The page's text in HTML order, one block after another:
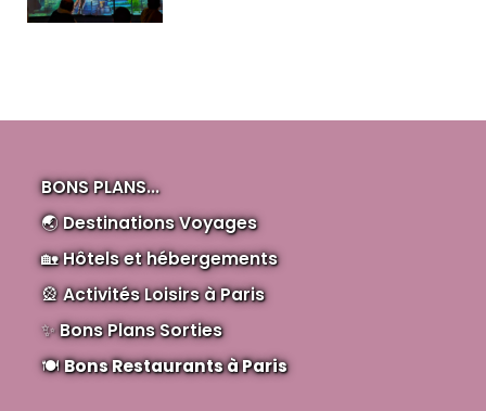
BONS PLANS...
🌏Destinations Voyages
🏡Hôtels et hébergements
🎡Activités Loisirs à Paris
✨Bons Plans Sorties
🍽️Bons Restaurants à Paris